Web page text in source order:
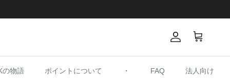
アカウント
カート
の物語 ポイントについて ・ FAQ 法人向け